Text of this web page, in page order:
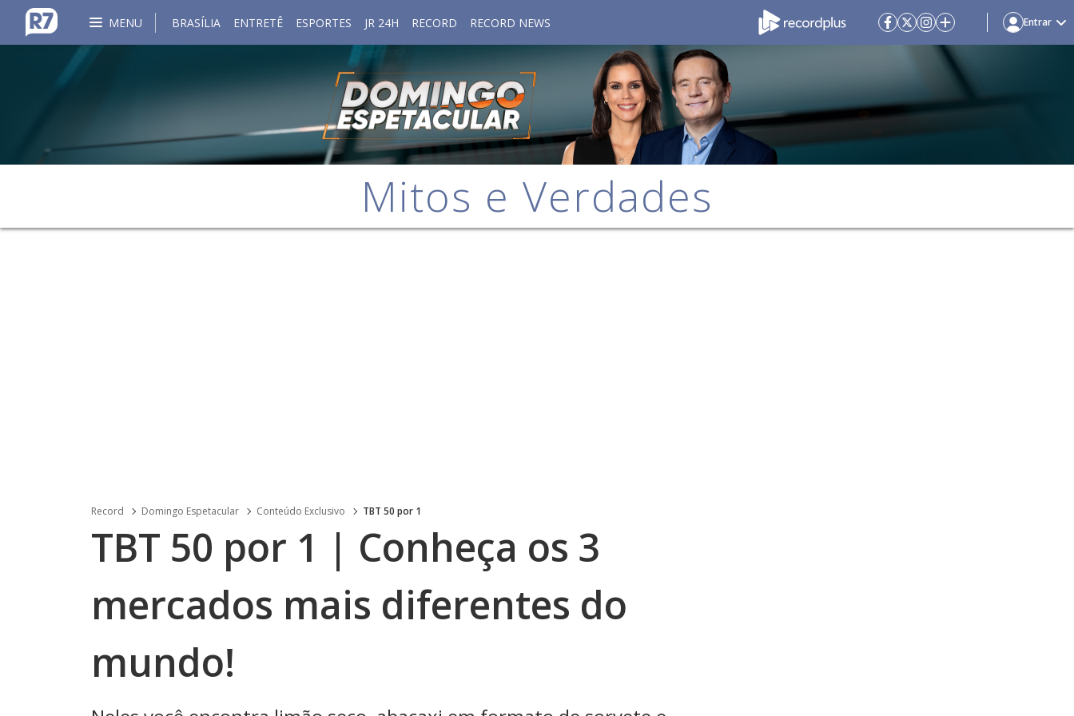
MENU BRASÍLIA ENTRETÊ ESPORTES JR 24H RECORD RECORD NEWS Entrar
Mitos e Verdades
Record Domingo Espetacular Conteúdo Exclusivo TBT 50 por 1
TBT 50 por 1 | Conheça os 3
mercados mais diferentes do
mundo!